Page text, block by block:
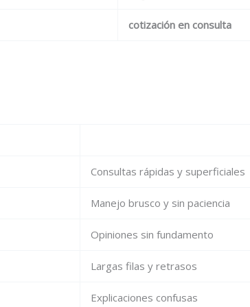
cotización en consulta
Consultas rápidas y superficiales
Manejo brusco y sin paciencia
Opiniones sin fundamento
Largas filas y retrasos
Explicaciones confusas